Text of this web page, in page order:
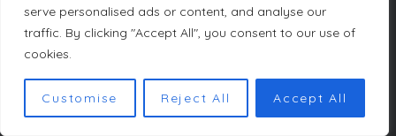
serve personalised ads or content, and analyse our
traffic. By clicking "Accept All", you consent to our use of
cookies.
Customise Reject All Accept All
bons plans, nos
Yoga, Zumba, Culture, Expo, Musée, DIY, Lecture,
Lifestyle, Voyage